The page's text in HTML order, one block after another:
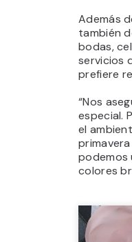
Además
también
bodas,
servicios
prefiere
“Nos
especial.
el
podemos
colores